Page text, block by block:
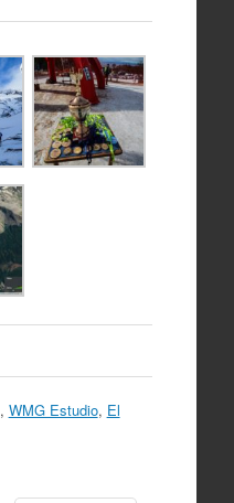
, WMG Estudio, El